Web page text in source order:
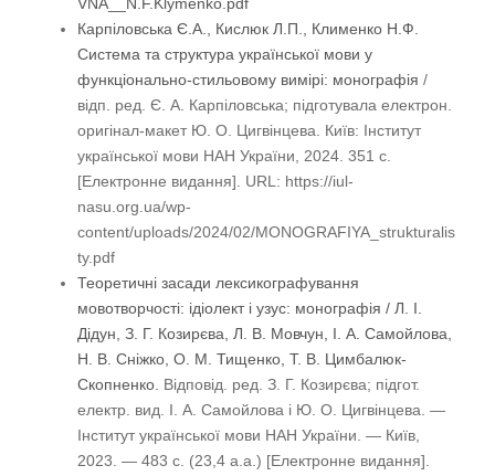
VNA__N.F.Klymenko.pdf
Карпіловська Є.А., Кислюк Л.П., Клименко Н.Ф.
Система та структура української мови у
функціонально-стильовому вимірі: монографія /
відп. ред. Є. А. Карпіловська; підготувала електрон.
оригінал-макет Ю. О. Цигвінцева. Київ: Інститут
української мови НАН України, 2024. 351 с.
[Електронне видання]. URL: https://iul-
nasu.org.ua/wp-
content/uploads/2024/02/MONOGRAFIYA_strukturalis
ty.pdf
Теоретичні засади лексикографування
мовотворчості: ідіолект і узус: монографія / Л. І.
Дідун, З. Г. Козирєва, Л. В. Мовчун, І. А. Самойлова,
Н. В. Сніжко, О. М. Тищенко, Т. В. Цимбалюк-
Скопненко. Відповід. ред. З. Г. Козирєва; підгот.
електр. вид. І. А. Самойлова і Ю. О. Цигвінцева. —
Інститут української мови НАН України. — Київ,
2023. — 483 с. (23,4 а.а.) [Електронне видання].